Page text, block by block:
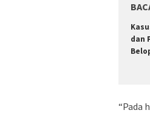
dan
“Pada